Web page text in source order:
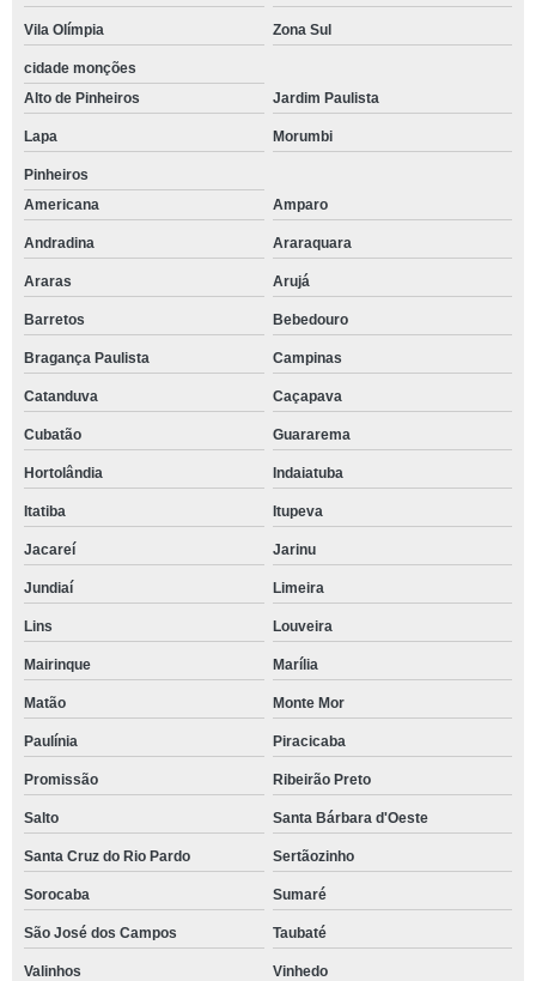
Vila Olímpia Zona Sul
cidade monções
Alto de Pinheiros
Jardim Paulista
Lapa Morumbi
Pinheiros
Americana
Amparo
Andradina Araraquara
Araras Arujá
Barretos Bebedouro
Bragança Paulista Campinas
Catanduva Caçapava
Cubatão Guararema
Hortolândia Indaiatuba
Itatiba Itupeva
Jacareí Jarinu
Jundiaí Limeira
Lins Louveira
Mairinque Marília
Matão Monte Mor
Paulínia Piracicaba
Promissão Ribeirão Preto
Salto Santa Bárbara d'Oeste
Santa Cruz do Rio Pardo Sertãozinho
Sorocaba Sumaré
São José dos Campos Taubaté
Valinhos
Vinhedo